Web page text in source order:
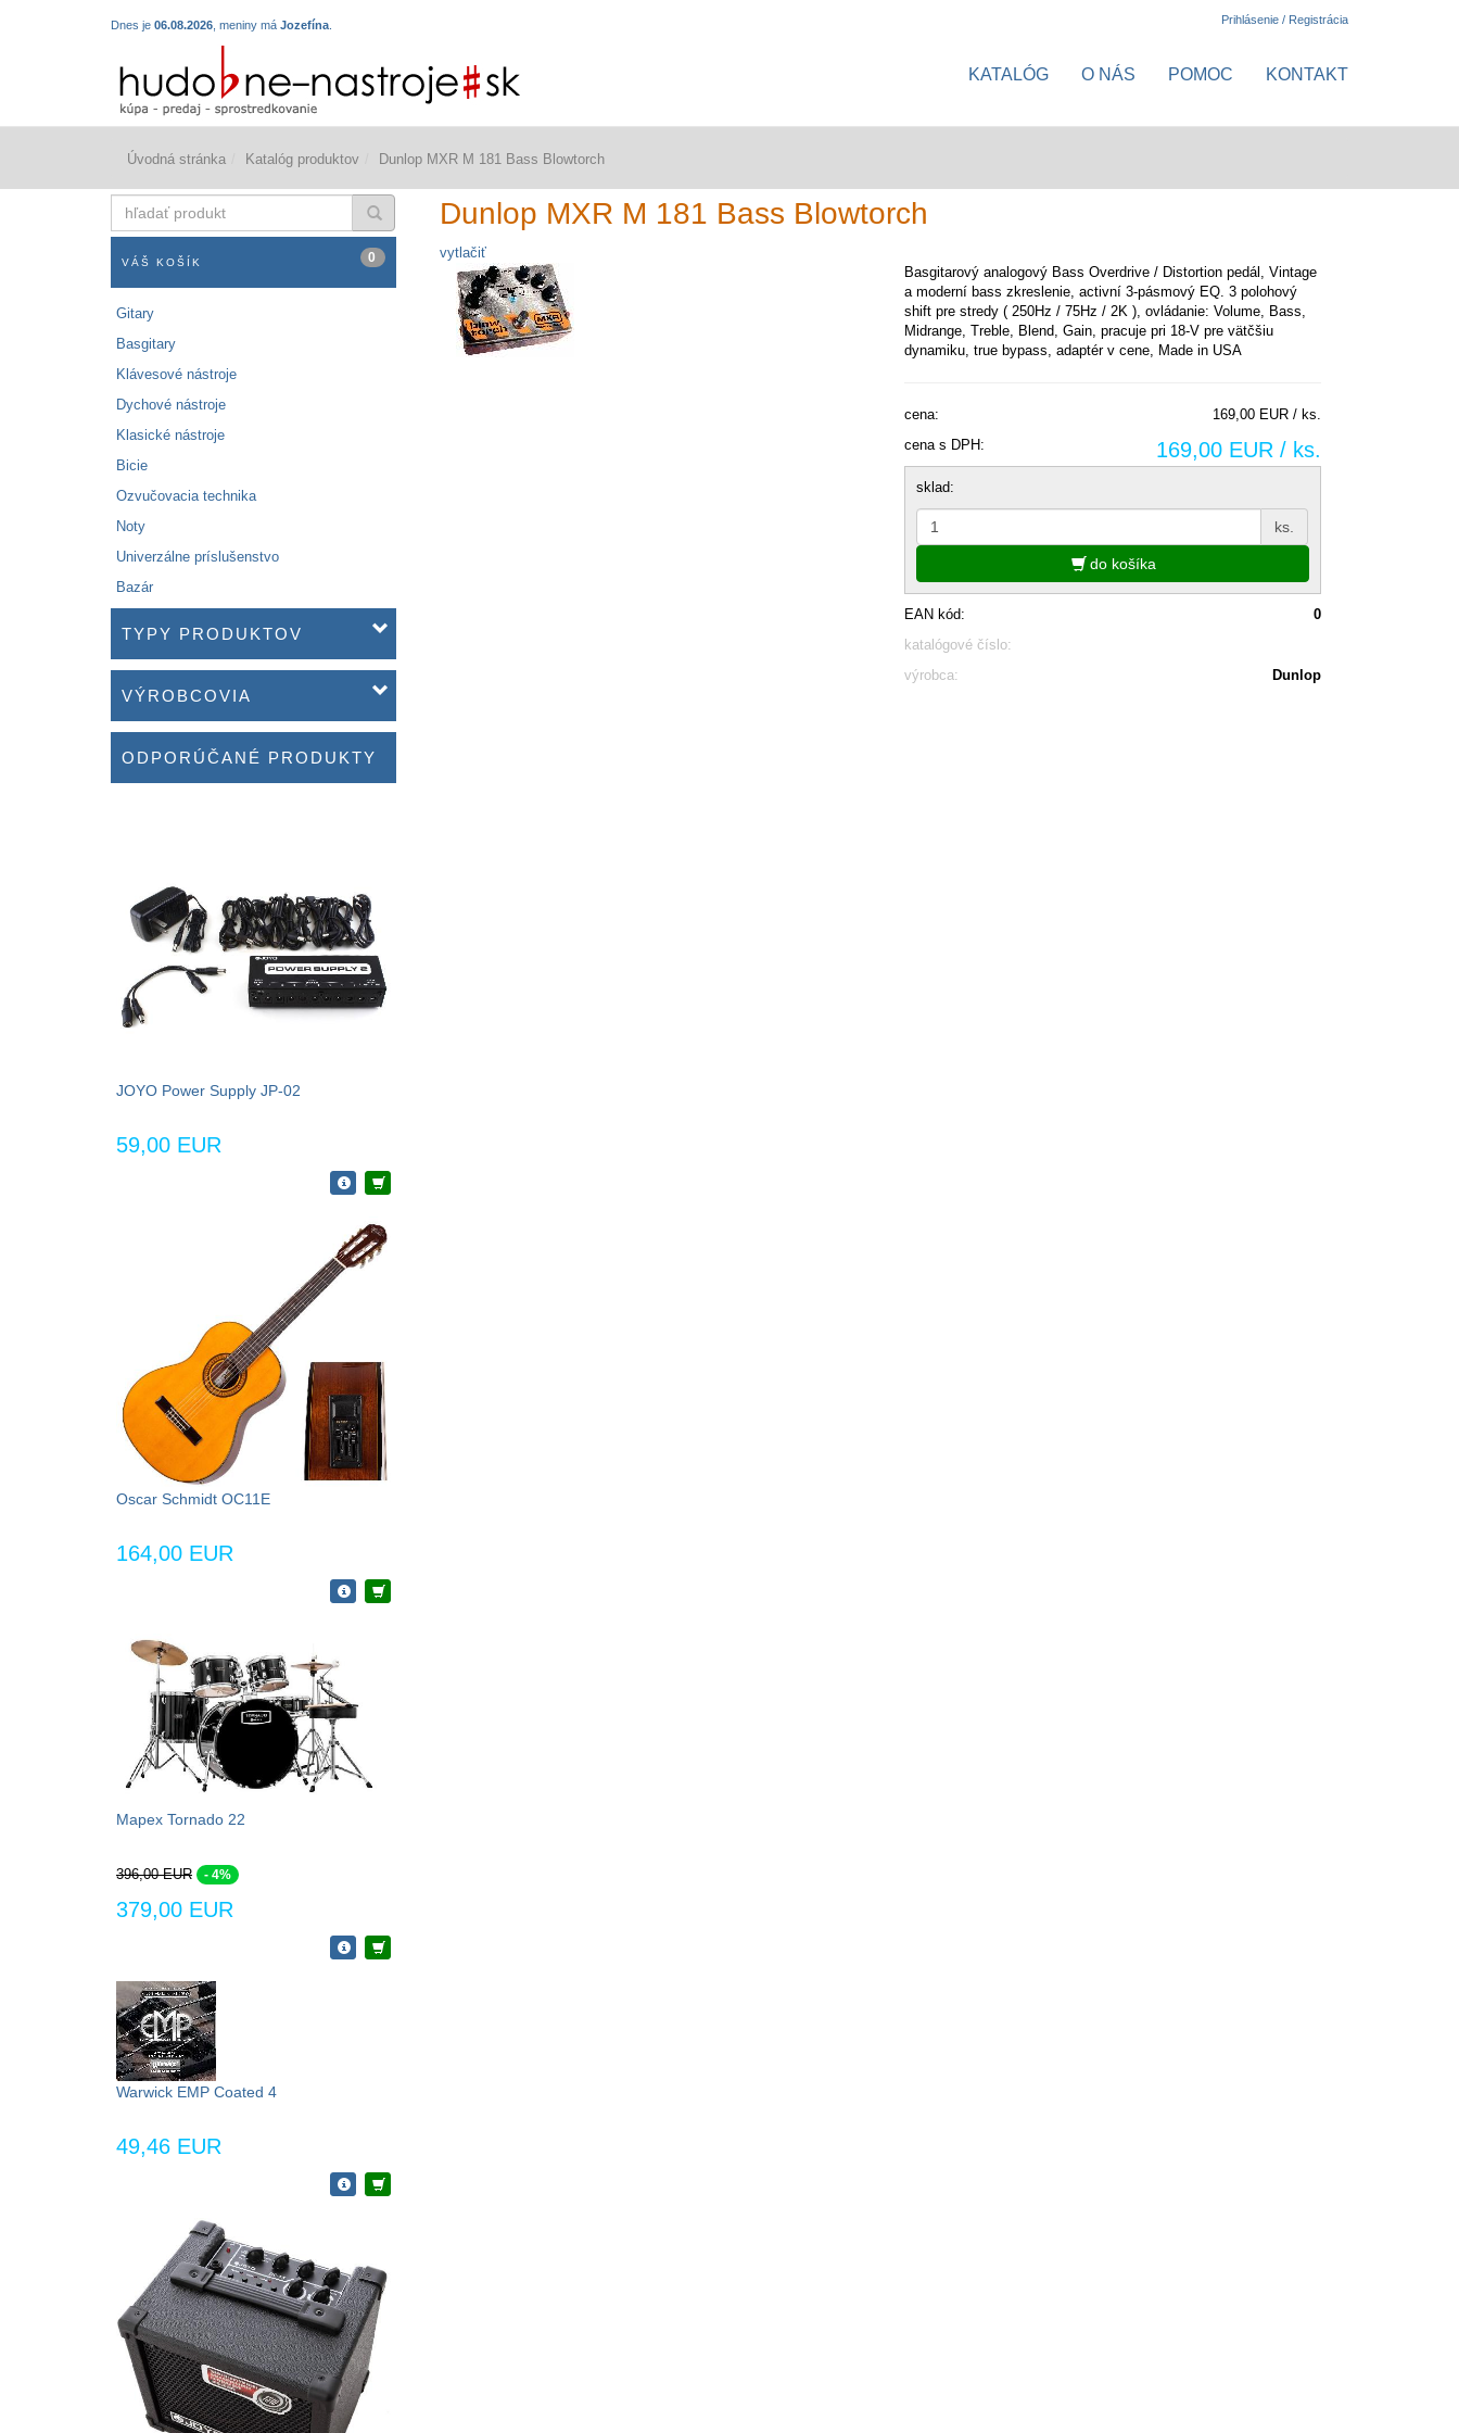
Dnes je 06.08.2026 , meniny má Jozefína Prihlásenie / Registrácia
KATALÓG O NÁS POMOC KONTAKT
Úvodná stránka Katalóg produktov Dunlop MXR M 181 Bass Blowtorch
produkt
VÁŠ KOŠÍK 0
Gitary
Basgitary
Klávesové nástroje
Dychové nástroje
Klasické nástroje
Bicie
Ozvučovacia technika
Noty
Univerzálne príslušenstvo
Bazár
TYPY PRODUKTOV
VÝROBCOVIA
ODPORÚČANÉ PRODUKTY
JOYO Power Supply JP-02
59,00 EUR
Oscar Schmidt OC11E
164,00 EUR
Mapex Tornado 22
396,00 EUR - 4%
379,00 EUR
Warwick EMP Coated 4
49,46 EUR
Dunlop MXR M 181 Bass Blowtorch
vytlačiť
Basgitarový analogový Bass Overdrive / Distortion pedál, Vintage
a moderní bass zkreslenie, activní 3-pásmový EQ. 3 polohový
shift pre stredy ( 250Hz / 75Hz / 2K ), ovládanie: Volume, Bass,
Midrange, Treble, Blend, Gain, pracuje pri 18-V pre vätčšiu
dynamiku, true bypass, adaptér v cene, Made in USA
cena:
169,00 EUR / ks.
cena s DPH:
169,00 EUR / ks.
sklad:
ks.
do košíka
EAN kód:
0
katalógové číslo:
výrobca:
Dunlop